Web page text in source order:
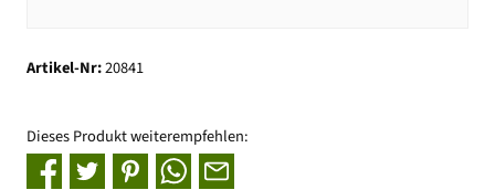
Artikel-Nr:20841
Dieses Produkt weiterempfehlen: